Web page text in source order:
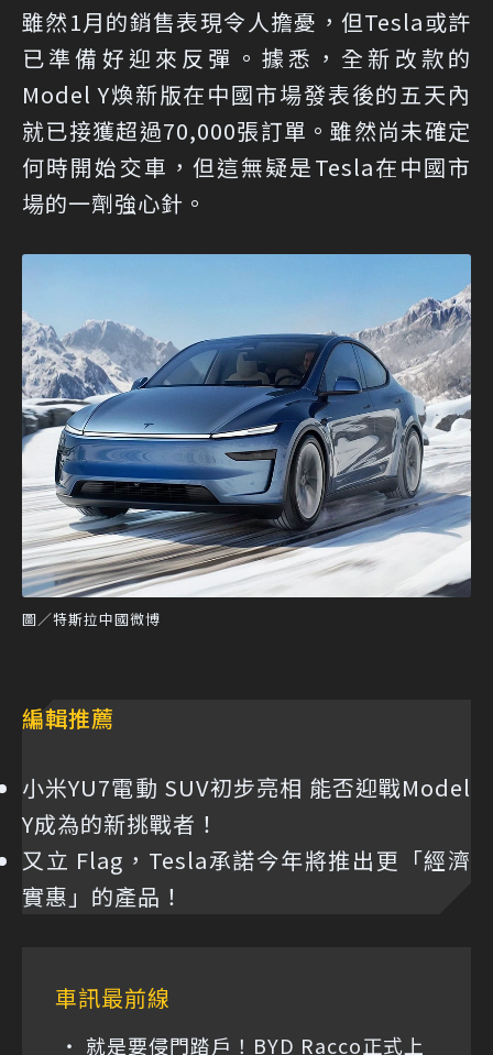
雖然1月的銷售表現令人擔憂，但Tesla或許
已準備好迎來反彈。據悉，全新改款的
Model Y煥新版在中國市場發表後的五天內
就已接獲超過70,000張訂單。雖然尚未確定
何時開始交車，但這無疑是Tesla在中國市
場的一劑強心針。
圖／特斯拉中國微博
編輯推薦
小米YU7電動 SUV初步亮相 能否迎戰Model
Y成為的新挑戰者！
又立 Flag，Tesla承諾今年將推出更「經濟
實惠」的產品！
車訊最前線
就是要侵門踏戶！BYD Racco正式上